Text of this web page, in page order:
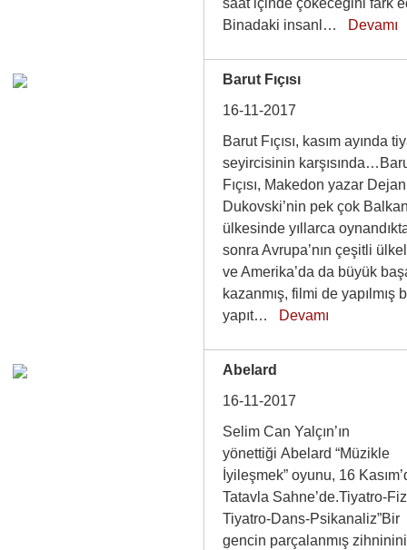
saat içinde çökeceğini fark
Binadaki insanl… Devamı
Barut Fıçısı
16-11-2017
Barut Fıçısı, kasım ayında
seyircisinin
Fıçısı, Makedon yazar Dejan
Dukovski’nin pek çok
ülkesinde yıllarca
sonra Avrupa’nın çeşitli
ve Amerika’da da büyük
kazanmış, filmi de yapılmış
yapıt… Devamı
Abelard
16-11-2017
Selim Can Yalçın’ın
yönettiği Abelard “Müzikle
İyileşmek” oyunu, 16
Tatavla Sahne’de.Tiyatro-
Tiyatro-Dans-Psikanaliz”Bir
gencin parçalanmış